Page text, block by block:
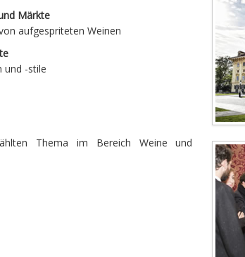
Märkte
aufgespriteten Weinen
und -stile
Thema im Bereich Weine und